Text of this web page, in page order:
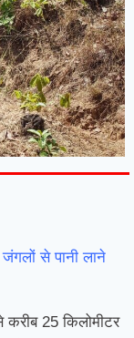
से पानी लाने
करीब 25 किलोमीटर